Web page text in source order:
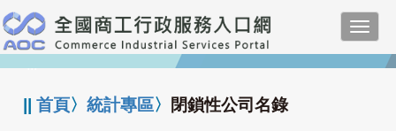
跳
到
主
要
:::
||首頁〉統計專區〉 閉鎖性公司名錄